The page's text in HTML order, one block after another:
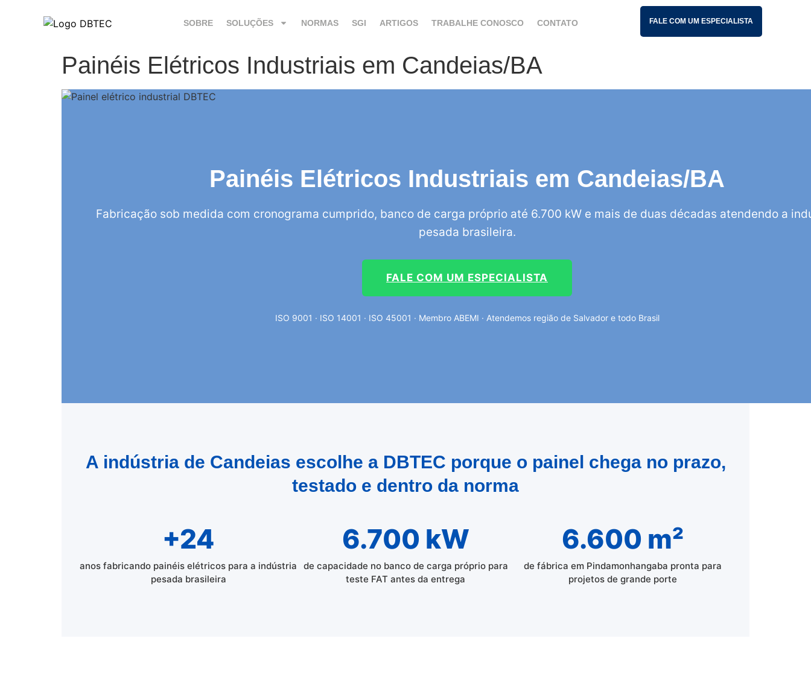
SOBRE SOLUÇÕES NORMAS SGI ARTIGOS TRABALHE CONOSCO CONTATO FALE COM UM ESPECIALISTA
Painéis Elétricos Industriais em Candeias/BA
Painéis Elétricos Industriais em Candeias/BA
Fabricação sob medida com cronograma cumprido, banco de carga próprio até 6.700 kW e mais de duas décadas atendendo a
pesada brasileira.
FALE COM UM ESPECIALISTA
ISO 9001 · ISO 14001 · ISO 45001 · Membro ABEMI · Atendemos região de Salvador e todo Brasil
A indústria de Candeias escolhe a DBTEC porque o painel chega no prazo,
testado e dentro da norma
+24
anos fabricando painéis elétricos para a indústria
pesada brasileira
6.700 kW
de capacidade no banco de carga próprio para
teste FAT antes da entrega
6.600 m²
de fábrica em Pindamonhangaba pronta para
projetos de grande porte